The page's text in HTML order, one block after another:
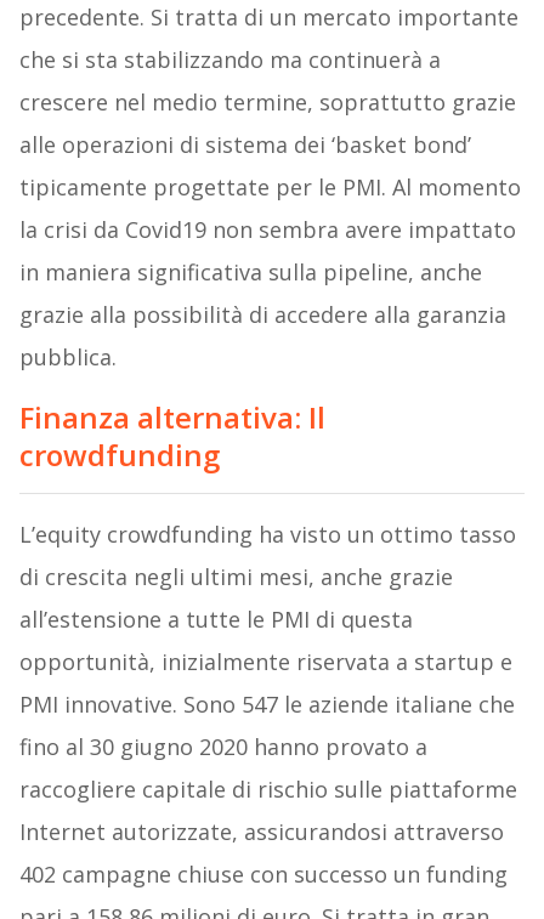
precedente. Si tratta di un mercato importante
che si sta stabilizzando ma continuerà a
crescere nel medio termine, soprattutto grazie
alle operazioni di sistema dei ‘basket bond’
tipicamente progettate per le PMI. Al momento
la crisi da Covid19 non sembra avere impattato
in maniera significativa sulla pipeline, anche
grazie alla possibilità di accedere alla garanzia
pubblica.
Finanza alternativa: Il
crowdfunding
L’equity crowdfunding ha visto un ottimo tasso
di crescita negli ultimi mesi, anche grazie
all’estensione a tutte le PMI di questa
opportunità, inizialmente riservata a startup e
PMI innovative. Sono 547 le aziende italiane che
fino al 30 giugno 2020 hanno provato a
raccogliere capitale di rischio sulle piattaforme
Internet autorizzate, assicurandosi attraverso
402 campagne chiuse con successo un funding